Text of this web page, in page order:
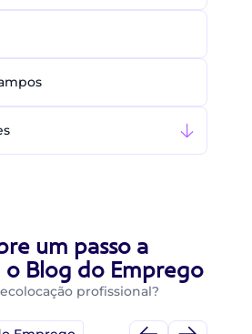
um passo a
Blog do Emprego
profissional?